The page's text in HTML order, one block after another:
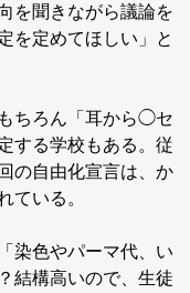
を聞きながら議論を
を定めてほしい」と
ちろん「耳から◯セ
する学校もある。従
の自由化宣言は、か
ている。
染色やパーマ代、い
結構高いので、生徒